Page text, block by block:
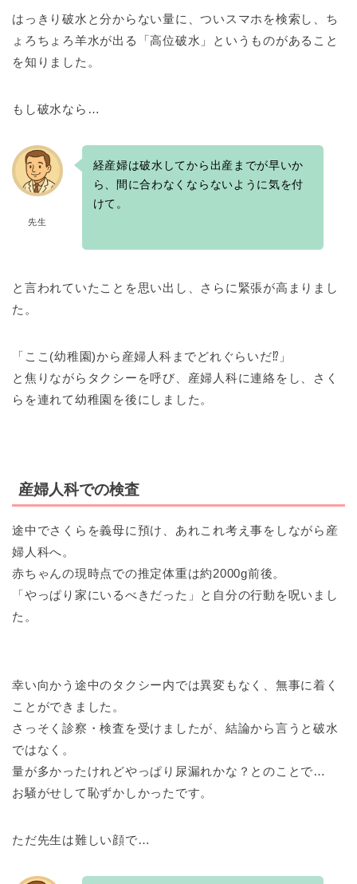
はっきり破水と分からない量に、ついスマホを検索し、ち
ょろちょろ羊水が出る「高位破水」というものがあること
を知りました。
もし破水なら…
先生
経産婦は破水してから出産までが早いか
ら、間に合わなくならないように気を付
けて。
と言われていたことを思い出し、さらに緊張が高まりまし
た。
「ここ(幼稚園)から産婦人科までどれぐらいだ⁉」
と焦りながらタクシーを呼び、産婦人科に連絡をし、さく
らを連れて幼稚園を後にしました。
産婦人科での検査
途中でさくらを義母に預け、あれこれ考え事をしながら産
婦人科へ。
赤ちゃんの現時点での推定体重は約2000g前後。
「やっぱり家にいるべきだった」と自分の行動を呪いまし
た。
幸い向かう途中のタクシー内では異変もなく、無事に着く
ことができました。
さっそく診察・検査を受けましたが、結論から言うと破水
ではなく。
量が多かったけれどやっぱり尿漏れかな？とのことで…
お騒がせして恥ずかしかったです。
ただ先生は難しい顔で…